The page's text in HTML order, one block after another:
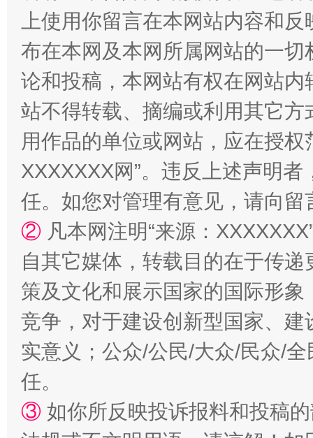
上使用你留言在本网站内容和
布在本网及本网所属网站的一
论和投稿，本网站有权在网站
站不得转载、摘编或利用其它
用作品的单位或网站，应在授
XXXXXXX网”。违反上述声明
任。如您对管理有意见，请向
② 凡本网注明“来源：
自其它媒体，转载目的在于传
策及文化和展示国家的国际形
竞争，对于建设创新型国家、
实意义；公众/公民/大众/民众/
任。
③ 如你所反映投诉报料和投稿